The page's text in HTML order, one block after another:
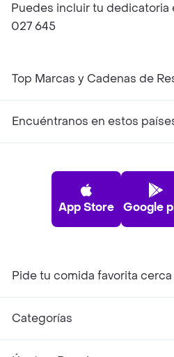
Puedes incluir tu dedicatoria
027 645
Top Marcas y Cadenas de
Encuéntranos en estos
App Store Google
Pide tu comida favorita
Categorías